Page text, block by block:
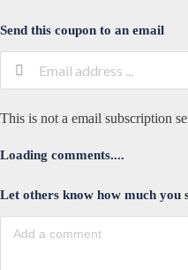
Send this coupon to an email
This is not a email subscription
Loading comments....
Let others know how much you